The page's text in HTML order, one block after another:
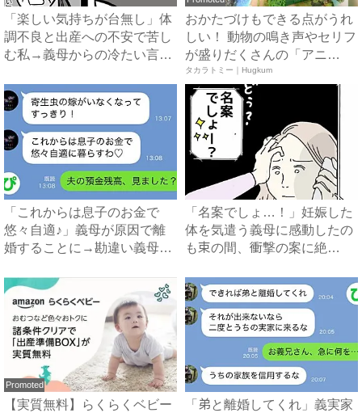
「楽しい気持ちが台無し」体
調不良と出産への不安で苦し
む私→義母からの冷たい言葉
おかたづけもできる点がうれ
しい！ 動物の鳴き声やセリフ
が盛りだくさんの「アニ
ア ...
タカラトミー｜Hugkum
「これからは息子のお金で
悠々自適♪」義母が原因で離
婚することに→勘違い義母に
「名案でしょ…！」妊娠した
体を気遣う義母に感動したの
も束の間、衝撃の案に絶
Promoted
【実質無料】らくらくベビー
「弟と離婚してくれ」義実家